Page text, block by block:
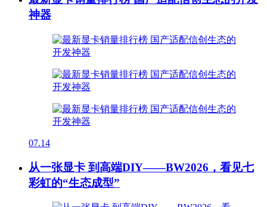
神器
07.14
从一张显卡 到高端DIY——BW2026，看见七
彩虹的“生态成型”